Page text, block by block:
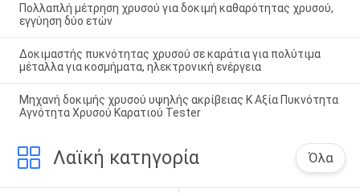
Πολλαπλή μέτρηση χρυσού για δοκιμή καθαρότητας χρυσού,
εγγύηση δύο ετών
Δοκιμαστής πυκνότητας χρυσού σε καράτια για πολύτιμα
μέταλλα για κοσμήματα, ηλεκτρονική ενέργεια
Μηχανή δοκιμής χρυσού υψηλής ακρίβειας K Αξία Πυκνότητα
Αγνότητα Χρυσού Καρατιού Tester
Λαϊκή κατηγορία Όλα